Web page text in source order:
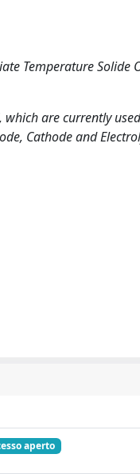
Temperature Solide
which are currently
Cathode and
aperto